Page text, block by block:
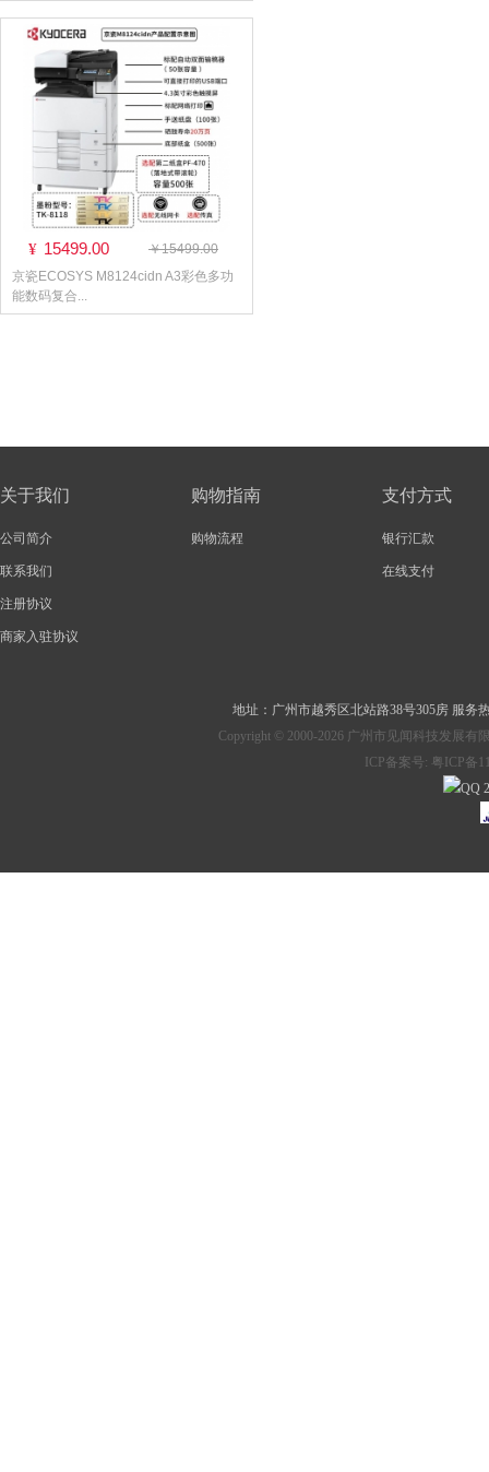
¥ 15499.00
￥15499.00
京瓷ECOSYS M8124cidn A3彩色多功
能数码复合...
关于我们
公司简介
联系我们
注册协议
商家入驻协议
购物指南
购物流程
支付方式
银行汇款
在线支付
地址： 广州市越秀区北站路38号305房 服务
Copyright © 2000-2026 广州市见闻科技发展
ICP备案号: 粤ICP备